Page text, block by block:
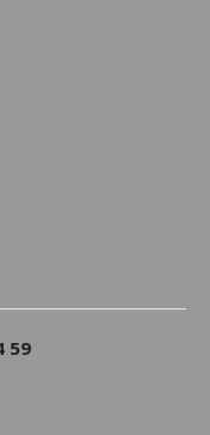
59